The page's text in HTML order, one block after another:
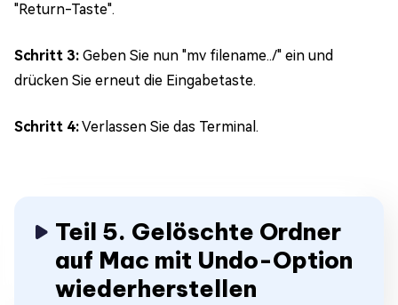
"Return-Taste".
Schritt 3: Geben Sie nun "mv filename../" ein und
drücken Sie erneut die Eingabetaste.
Schritt 4:Verlassen Sie das Terminal.
Teil 5. Gelöschte Ordner
auf Mac mit Undo-Option
wiederherstellen